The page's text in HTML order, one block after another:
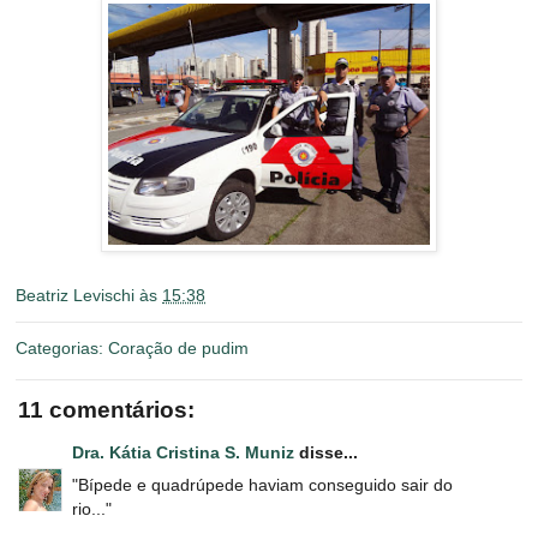
Beatriz Levischi às 15:38
Categorias: Coração de pudim
11 comentários:
Dra. Kátia Cristina S. Muniz disse...
"Bípede e quadrúpede haviam conseguido sair do
rio..."